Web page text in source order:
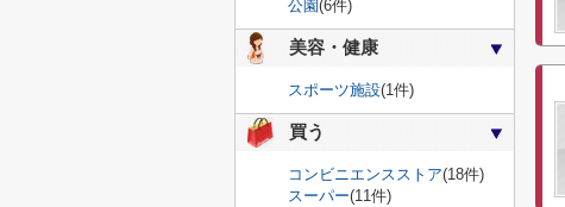
公園(6件)
美容・健康
スポーツ施設(1件)
買う
コンビニエンスストア(18件)
スーパー(11件)